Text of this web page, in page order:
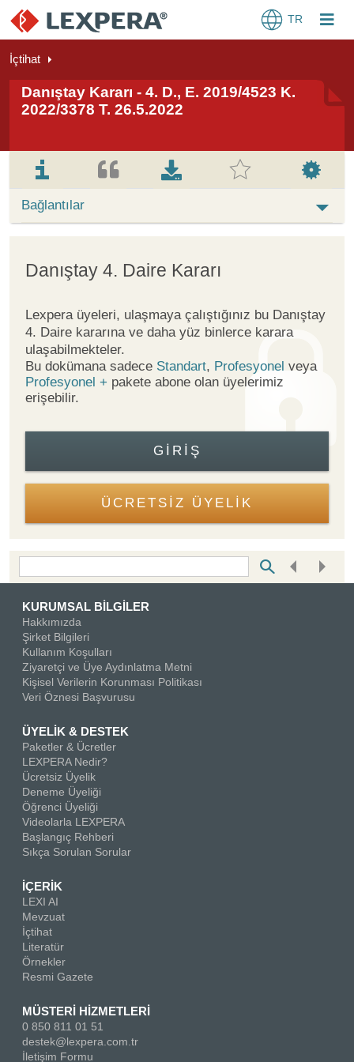
TR
İçtihat
Danıştay Kararı - 4. D., E. 2019/4523 K.
2022/3378 T. 26.5.2022
Bağlantılar
Danıştay 4. Daire Kararı
Lexpera üyeleri, ulaşmaya çalıştığınız bu Danıştay
4. Daire kararına ve daha yüz binlerce karara
ulaşabilmekteler.
Bu dokümana sadece Standart, Profesyonel veya
Profesyonel + pakete abone olan üyelerimiz
erişebilir.
GIRIŞ
ÜCRETSİZ ÜYELİK
KURUMSAL BİLGİLER
Hakkımızda
Şirket Bilgileri
Kullanım Koşulları
Ziyaretçi ve Üye Aydınlatma Metni
Kişisel Verilerin Korunması Politikası
Veri Öznesi Başvurusu
ÜYELİK & DESTEK
Paketler & Ücretler
LEXPERA Nedir?
Ücretsiz Üyelik
Deneme Üyeliği
Öğrenci Üyeliği
Videolarla LEXPERA
Başlangıç Rehberi
Sıkça Sorulan Sorular
İÇERİK
LEXI AI
Mevzuat
İçtihat
Literatür
Örnekler
Resmi Gazete
MÜSTERİ HİZMETLERİ
0 850 811 01 51
destek@lexpera.com.tr
İletişim Formu